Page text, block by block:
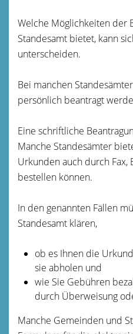
Welche Möglichkeiten der
Standesamt bietet, kann
unterscheiden.
Bei manchen
persönlich beantragt
Eine schriftliche
Manche Standesämter
Urkunden auch durch
bestellen können.
In den genannten Fällen
Standesamt klären,
ob es Ihnen die
sie abholen und
wie Sie Gebühren
durch Überweisung
Manche Gemeinden und